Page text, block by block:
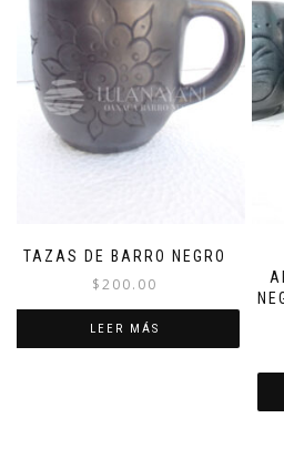
TAZAS DE BARRO NEGRO
$200.00
LEER MÁS